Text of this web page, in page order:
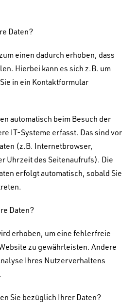
Daten?
einen dadurch erhoben, dass
Hierbei kann es sich z.B. um
in ein Kontaktformular
automatisch beim Besuch der
IT-Systeme erfasst. Das sind vor
(z.B. Internetbrowser,
Uhrzeit des Seitenaufrufs). Die
erfolgt automatisch, sobald Sie
Daten?
erhoben, um eine fehlerfreie
zu gewährleisten. Andere
Ihres Nutzerverhaltens
Sie bezüglich Ihrer Daten?